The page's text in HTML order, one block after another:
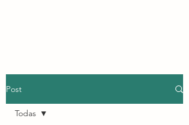
Post
Todas